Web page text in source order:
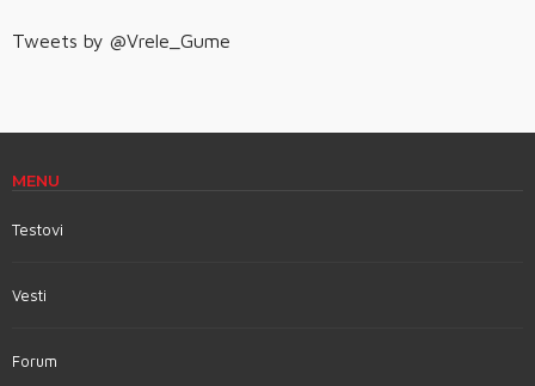
Tweets by @Vrele_Gume
MENU
Testovi
Vesti
Forum